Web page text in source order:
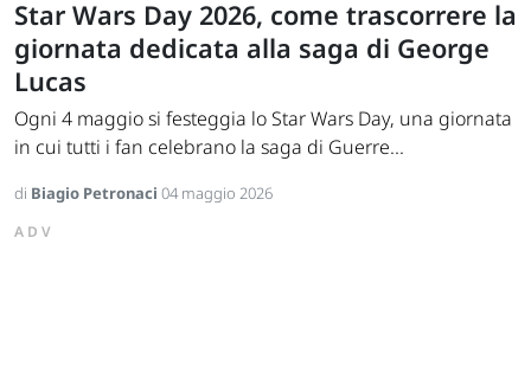
Star Wars Day 2026, come trascorrere la
giornata dedicata alla saga di George
Lucas
Ogni 4 maggio si festeggia lo Star Wars Day, una giornata
in cui tutti i fan celebrano la saga di Guerre...
di Biagio Petronaci 04 maggio 2026
ADV